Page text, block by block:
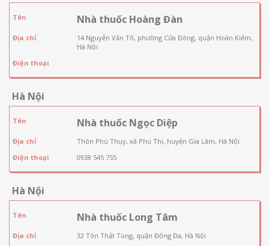
Tên Nhà thuốc Hoàng Đàn
Địa chỉ
14 Nguyễn Văn Tố, phường Cửa Đông, quận Hoàn Kiếm,
Hà Nội
Điện thoại
Hà Nội
Tên Nhà thuốc Ngọc Diệp
Địa chỉ
Thôn Phú Thụy, xã Phú Thị, huyện Gia Lâm, Hà Nội
Điện thoại
0938 545 755
Hà Nội
Tên Nhà thuốc Long Tâm
Địa chỉ
32 Tôn Thất Tùng, quận Đống Đa, Hà Nội